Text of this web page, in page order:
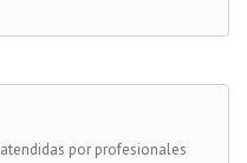
por profesionales